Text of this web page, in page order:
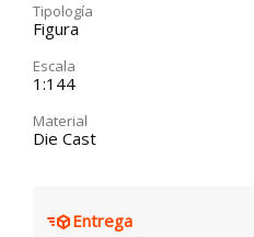
Tipología
Figura
Escala
1:144
Material
Die Cast
Entrega